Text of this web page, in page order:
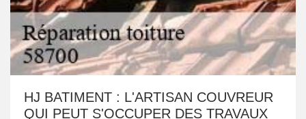
HJ BATIMENT : L'ARTISAN COUVREUR
QUI PEUT S'OCCUPER DES TRAVAUX